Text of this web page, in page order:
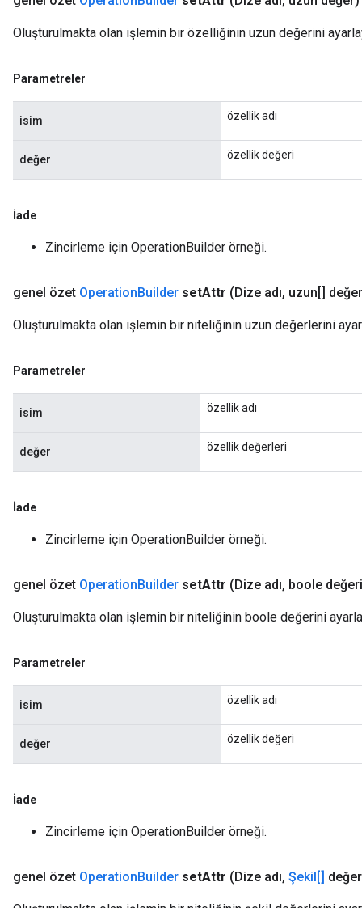
Oluşturulmakta olan işlemin bir özelliğinin uzun değerini
Parametreler
isim özellik adı
değer özellik değeri
İade
Zincirleme için OperationBuilder örneği.
genel özet OperationBuilder setAttr (Dize adı, uzun[]
Oluşturulmakta olan işlemin bir niteliğinin uzun değerlerini
Parametreler
isim özellik adı
değer özellik değerleri
İade
Zincirleme için OperationBuilder örneği.
genel özet OperationBuilder setAttr (Dize adı, boole
Oluşturulmakta olan işlemin bir niteliğinin boole değerini
Parametreler
isim özellik adı
değer özellik değeri
İade
Zincirleme için OperationBuilder örneği.
genel özet OperationBuilder setAttr (Dize adı, Şekil[]